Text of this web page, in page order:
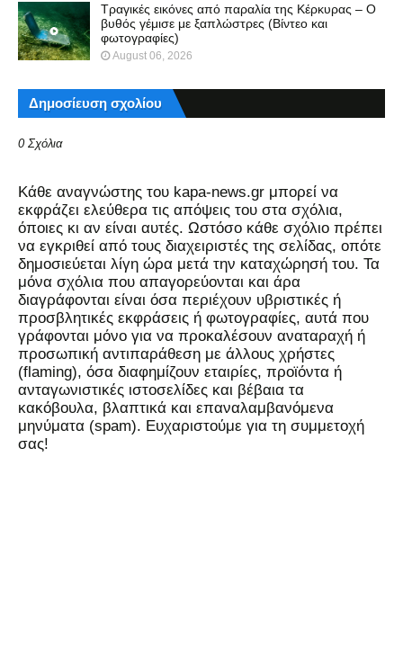
Τραγικές εικόνες από παραλία της Κέρκυρας – Ο
βυθός γέμισε με ξαπλώστρες (Βίντεο και
φωτογραφίες)
August 06, 2026
Δημοσίευση σχολίου
0 Σχόλια
Kάθε αναγνώστης του kapa-news.gr μπορεί να
εκφράζει ελεύθερα τις απόψεις του στα σχόλια,
όποιες κι αν είναι αυτές. Ωστόσο κάθε σχόλιο πρέπει
να εγκριθεί από τους διαχειριστές της σελίδας, οπότε
δημοσιεύεται λίγη ώρα μετά την καταχώρησή του. Τα
μόνα σχόλια που απαγορεύονται και άρα
διαγράφονται είναι όσα περιέχουν υβριστικές ή
προσβλητικές εκφράσεις ή φωτογραφίες, αυτά που
γράφονται μόνο για να προκαλέσουν αναταραχή ή
προσωπική αντιπαράθεση με άλλους χρήστες
(flaming), όσα διαφημίζουν εταιρίες, προϊόντα ή
ανταγωνιστικές ιστοσελίδες και βέβαια τα
κακόβουλα, βλαπτικά και επαναλαμβανόμενα
μηνύματα (spam). Ευχαριστούμε για τη συμμετοχή
σας!